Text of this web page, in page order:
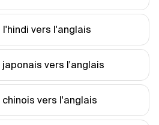
vers l'anglais
vers l'anglais
vers l'anglais